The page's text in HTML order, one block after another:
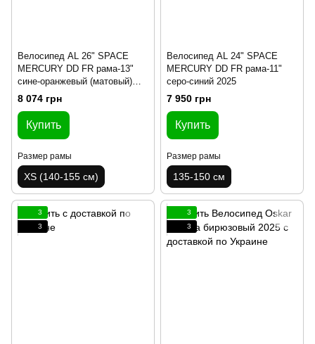
Велосипед AL 26" SPACE
MERCURY DD FR рама-13"
сине-оранжевый (матовый)
2025
8 074 грн
Купить
Размер рамы
XS (140-155 см)
Велосипед AL 24" SPACE
MERCURY DD FR рама-11"
серо-синий 2025
7 950 грн
Купить
Размер рамы
135-150 см
3
3
3
3